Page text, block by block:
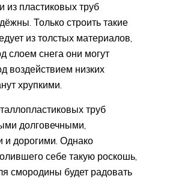
из пластиковых труб
Только строить такие
из толстых материалов,
слоем снега они могут
воздействием низких
хрупкими.
труб
долговечными,
и дорогими. Однако
себе такую роскошь,
смородины будет радовать